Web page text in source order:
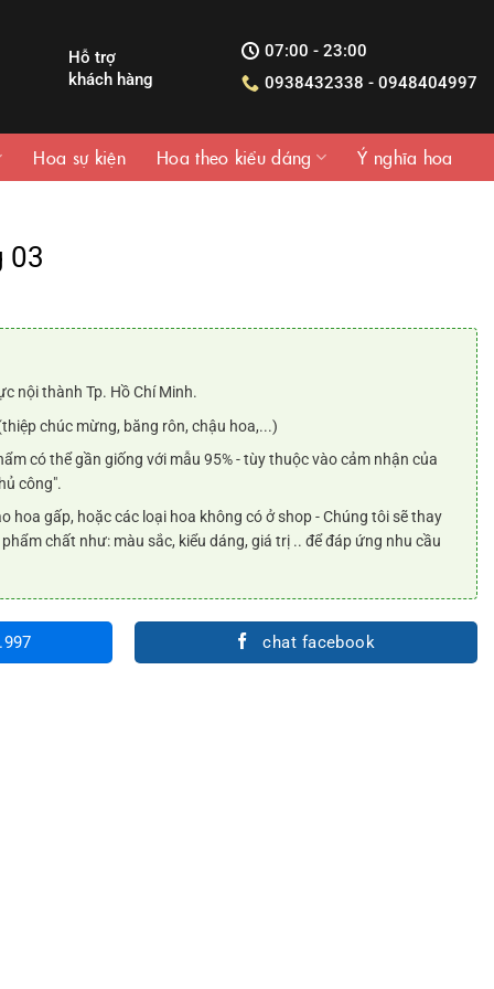
Hỗ trợ
khách hàng
07:00 - 23:00
0938432338 - 0948404997
Hoa sự kiện Hoa theo kiểu dáng Ý nghĩa hoa
03
nội thành Tp. Hồ Chí Minh.
chúc mừng, băng rôn, chậu hoa,...)
có thể gần giống với mẫu 95% - tùy thuộc vào cảm nhận của
công".
hoa gấp, hoặc các loại hoa không có ở shop - Chúng tôi sẽ thay
chất như: màu sắc, kiểu dáng, giá trị .. để đáp ứng nhu cầu
chat facebook